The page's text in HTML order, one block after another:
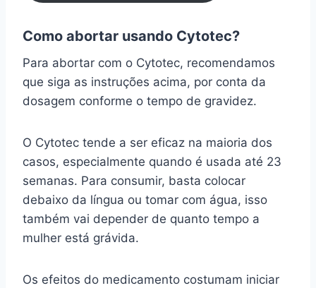
Como abortar usando Cytotec?
Para abortar com o Cytotec, recomendamos
que siga as instruções acima, por conta da
dosagem conforme o tempo de gravidez.
O Cytotec tende a ser eficaz na maioria dos
casos, especialmente quando é usada até 23
semanas. Para consumir, basta colocar
debaixo da língua ou tomar com água, isso
também vai depender de quanto tempo a
mulher está grávida.
Os efeitos do medicamento costumam iniciar